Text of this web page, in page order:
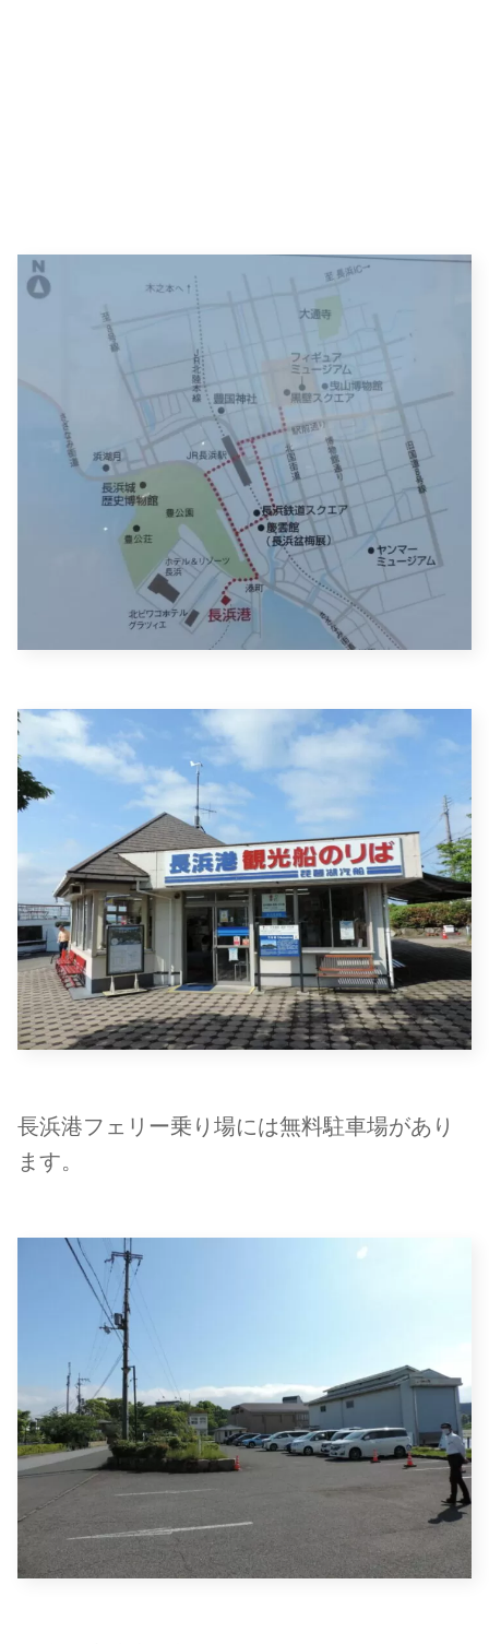
長浜港フェリー乗り場には無料駐車場があり
ます。